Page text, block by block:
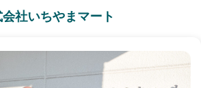
社いちやまマート